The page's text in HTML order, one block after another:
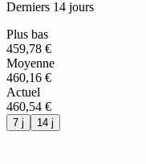
Derniers 14 jours
Plus bas
459,78 €
Moyenne
460,16 €
Actuel
460,54 €
7 j 14 j